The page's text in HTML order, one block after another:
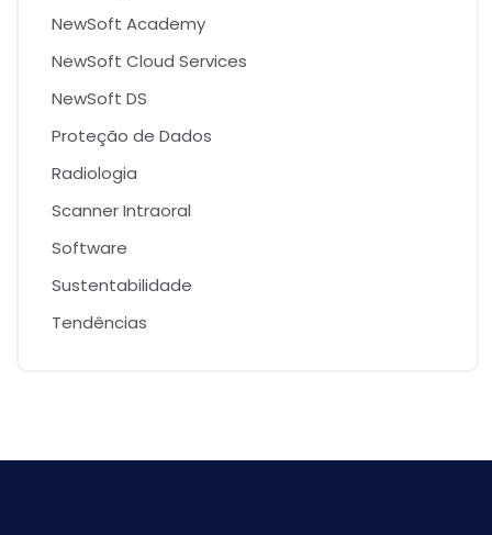
NewSoft Academy
NewSoft Cloud Services
NewSoft DS
Proteção de Dados
Radiologia
Scanner Intraoral
Software
Sustentabilidade
Tendências